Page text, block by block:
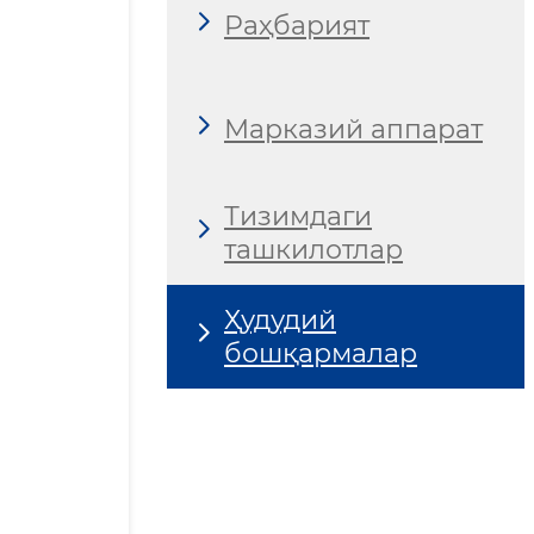
Раҳбарият
Марказий аппарат
Тизимдаги
ташкилотлар
Ҳудудий
бошқармалар